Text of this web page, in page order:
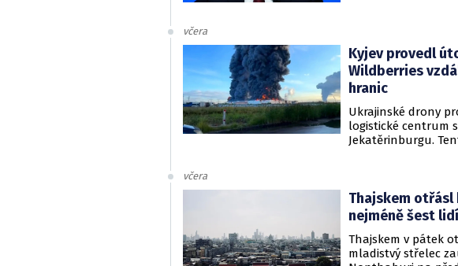
přicházejí v době,
situaci na
drony způsobují
kouta.
včera
Kyjev provedl
Wildberries
hranic
Ukrajinské drony
logistické centrum
Jekatěrinburgu.
RWB, který řídí
včera
Thajskem
nejméně šest lidí
Thajskem v pátek
mladistvý střelec